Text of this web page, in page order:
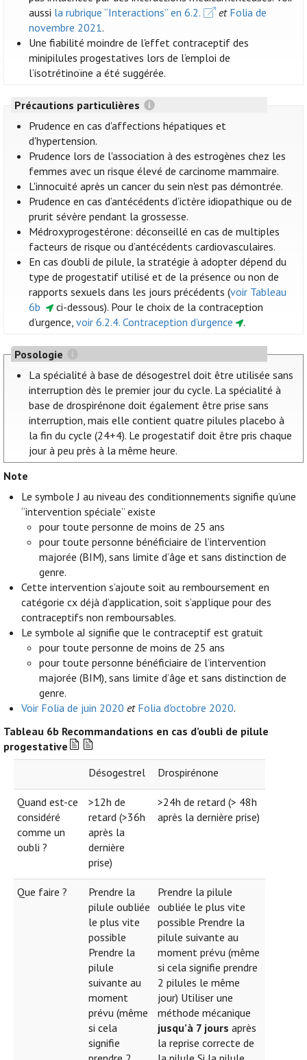
aussi la rubrique “Interactions” en 6.2. et Folia de
novembre 2021.
Une fiabilité moindre de l'effet contraceptif des
minipilules progestatives lors de l’emploi de
l’isotrétinoïne a été suggérée.
Précautions particulières
Prudence en cas d'affections hépatiques et
d'hypertension.
Prudence lors de l'association à des estrogènes chez les
femmes avec un risque élevé de carcinome mammaire.
L'innocuité après un cancer du sein n'est pas démontrée.
Prudence en cas d’antécédents d’ictère idiopathique ou de
prurit sévère pendant la grossesse.
Médroxyprogestérone: déconseillé en cas de multiples
facteurs de risque ou d’antécédents cardiovasculaires.
En cas d’oubli de pilule, la stratégie à adopter dépend du
type de progestatif utilisé et de la présence ou non de
rapports sexuels dans les jours précédents (voir Tableau
6b
ci-dessous). Pour le choix de la contraception
d’urgence,voir 6.2.4. Contraception d’urgence .
Posologie
La spécialité à base de désogestrel doit être utilisée sans
interruption dès le premier jour du cycle. La spécialité à
base de drospirénone doit également être prise sans
interruption, mais elle contient quatre pilules placebo à
la fin du cycle (24+4). Le progestatif doit être pris chaque
jour à peu près à la même heure.
Note
Le symbole J au niveau des conditionnements signifie qu’une
“intervention spéciale” existe
pour toute personne de moins de 25 ans
pour toute personne bénéficiaire de l’intervention
majorée (BIM), sans limite d’âge et sans distinction de
genre.
Cette intervention s’ajoute soit au remboursement en
catégorie cx déjà d’application, soit s’applique pour des
contraceptifs non remboursables.
Le symbole aJ signifie que le contraceptif est gratuit
pour toute personne de moins de 25 ans
pour toute personne bénéficiaire de l’intervention
majorée (BIM), sans limite d’âge et sans distinction de
genre.
Voir Folia de juin 2020 et Folia d'octobre 2020.
Tableau 6b Recommandations en cas d’oubli de pilule
progestative
Désogestrel
Drospirénone
Quand est-ce
considéré
comme un
oubli ?
>12h de
retard (>36h
après la
dernière
prise)
>24h de retard (> 48h
après la dernière prise)
Que faire ?
Prendre la
pilule oubliée
le plus vite
possible
Prendre la
pilule
suivante au
moment
prévu (même
si cela
signifie
Prendre la pilule
oubliée le plus vite
possible Prendre la
pilule suivante au
moment prévu (même
si cela signifie prendre
2 pilules le même
jour) Utiliser une
méthode mécanique
jusqu’à 7 jours après
la reprise correcte de